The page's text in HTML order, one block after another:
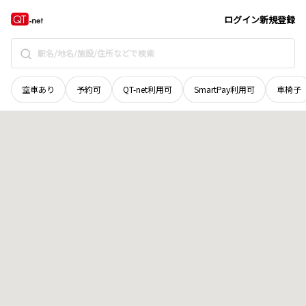
ログイン新規登録
空車あり 予約可 QT-net利用可 SmartPay利用可 車椅子
北海道